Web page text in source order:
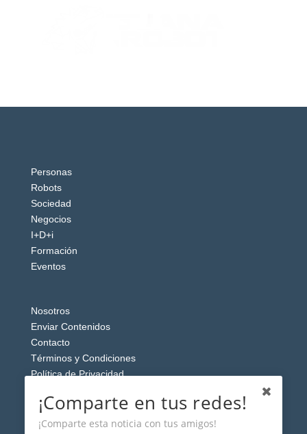
Personas
Robots
Sociedad
Negocios
I+D+i
Formación
Eventos
Nosotros
Enviar Contenidos
Contacto
Términos y Condiciones
Política de Privacidad
¡Comparte en tus redes!
¡Comparte esta noticia con tus amigos!